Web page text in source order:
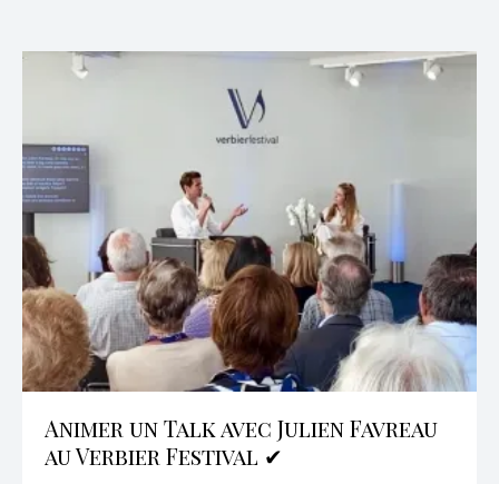
Animer un Talk avec Julien Favreau
au Verbier Festival ✔